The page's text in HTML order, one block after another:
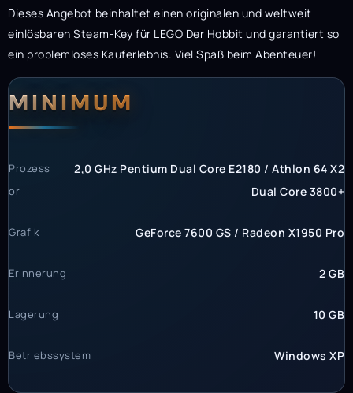
Dieses Angebot beinhaltet einen originalen und weltweit
einlösbaren Steam-Key für LEGO Der Hobbit und garantiert so
ein problemloses Kauferlebnis. Viel Spaß beim Abenteuer!
MINIMUM
Prozess
or
2,0 GHz Pentium Dual Core E2180 / Athlon 64 X2
Dual Core 3800+
Grafik GeForce 7600 GS / Radeon X1950 Pro
Erinnerung 2 GB
Lagerung 10 GB
Betriebssystem Windows XP